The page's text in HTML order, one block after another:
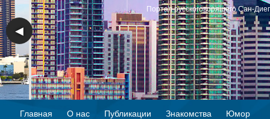
Портал русскоговорящего Сан-Диего
◀ ▶
Главная О нас Публикации Знакомства Юмор